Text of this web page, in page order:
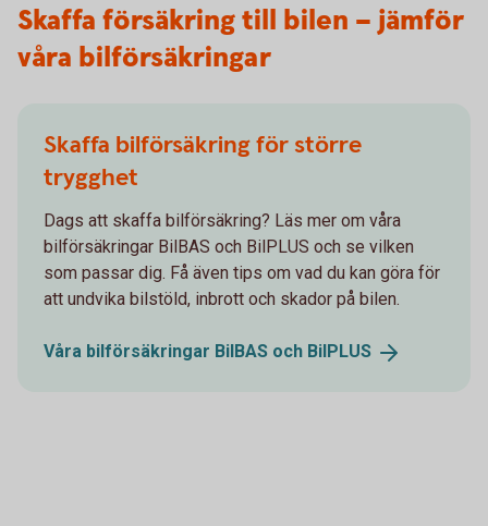
Skaffa försäkring till bilen – jämför
våra bilförsäkringar
Skaffa bilförsäkring för större
trygghet
Dags att skaffa bilförsäkring? Läs mer om våra
bilförsäkringar BilBAS och BilPLUS och se vilken
som passar dig. Få även tips om vad du kan göra för
att undvika bilstöld, inbrott och skador på bilen.
Våra bilförsäkringar BilBAS och BilPLUS